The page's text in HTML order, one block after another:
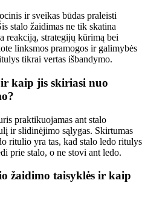
ir sveikas būdas praleisti
stalo žaidimas ne tik skatina
reakciją, strategijų kūrimą bei
linksmos pramogos ir galimybės
tikrai vertas išbandymo.
kaip jis skiriasi nuo
praktikuojamas ant stalo
ir slidinėjimo sąlygas. Skirtumas
ritulio yra tas, kad stalo ledo ritulys
prie stalo, o ne stovi ant ledo.
žaidimo taisyklės ir kaip